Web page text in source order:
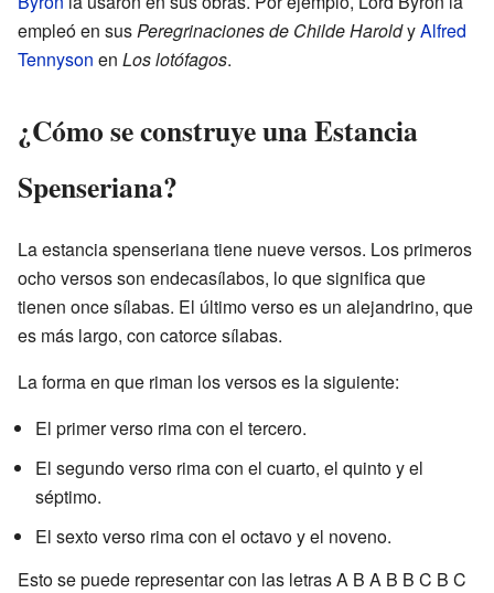
empleó en sus Peregrinaciones de Childe HaroldyAlfred
Tennyson en Los lotófagos.
¿Cómo se construye una Estancia
Spenseriana?
La estancia spenseriana tiene nueve versos. Los primeros
ocho versos son endecasílabos, lo que significa que
tienen once sílabas. El último verso es un alejandrino, que
es más largo, con catorce sílabas.
La forma en que riman los versos es la siguiente:
El primer verso rima con el tercero.
El segundo verso rima con el cuarto, el quinto y el
séptimo.
El sexto verso rima con el octavo y el noveno.
Esto se puede representar con las letras A B A B B C B C